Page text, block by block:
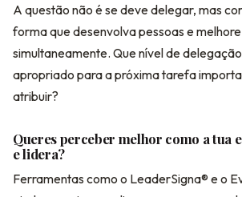
A questão não é se deve delegar, mas
forma que desenvolva pessoas e
simultaneamente. Que nível de
apropriado para a próxima tarefa
atribuir?
Queres perceber melhor como a tua
e lidera?
Ferramentas como o LeaderSigna® e o